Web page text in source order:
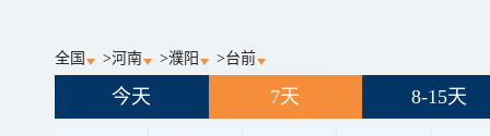
全国 >河南 >濮阳 >台前
今天 7天 8-15天